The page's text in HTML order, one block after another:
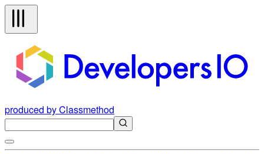
produced by Classmethod